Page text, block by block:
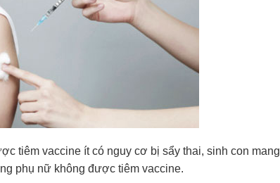
tiêm vaccine ít có nguy cơ bị sẩy thai, sinh con mang
phụ nữ không được tiêm vaccine.